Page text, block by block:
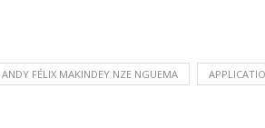
ANDY FÉLIX MAKINDEY NZE NGUEMA